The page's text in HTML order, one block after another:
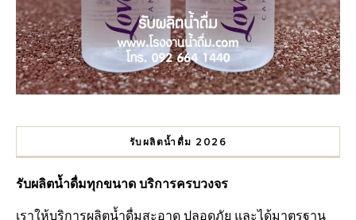
รับผลิตน้ำดื่ม 2026
รับผลิตน้ำดื่มทุกขนาด บริการครบวงจร
เราให้บริการผลิตน้ำดื่มสะอาด ปลอดภัย และได้มาตรฐาน